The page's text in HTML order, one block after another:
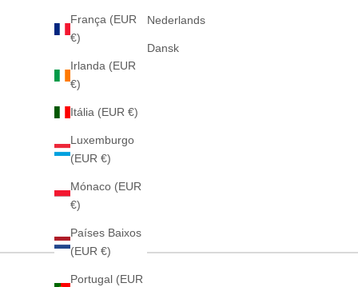
França (EUR
€)
Irlanda (EUR
€)
Itália (EUR €)
Luxemburgo
(EUR €)
Mónaco (EUR
€)
Países Baixos
(EUR €)
Portugal (EUR
Nederlands
Dansk